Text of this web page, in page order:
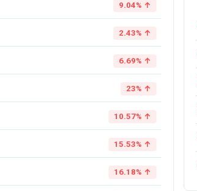
9.04% ↑
2.43% ↑
6.69% ↑
23% ↑
10.57% ↑
15.53% ↑
16.18% ↑